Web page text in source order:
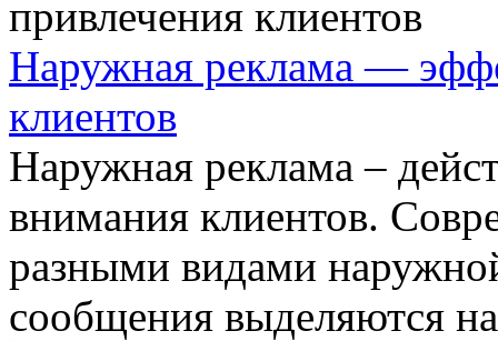
Наружная реклама —
клиентов
Наружная реклама ‒
внимания клиентов.
разными видами
сообщения выделяются